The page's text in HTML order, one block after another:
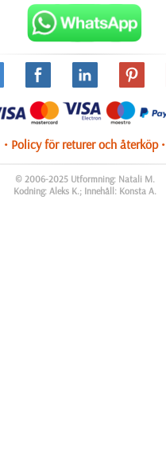
• Policy för returer och återköp •
© 2006-2025 Utformning: Natali M.
Kodning: Aleks K.; Innehåll: Konsta A.